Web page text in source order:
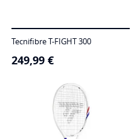
Tecnifibre T-FIGHT 300
249,99 €